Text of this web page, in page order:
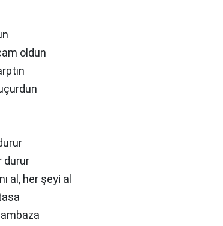
oldun
durur
al, her şeyi al